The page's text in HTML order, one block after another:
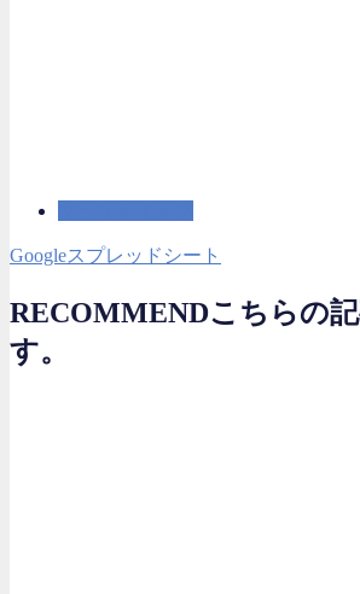
Googleスプレッドシート
RECOMMENDこちらの
す。